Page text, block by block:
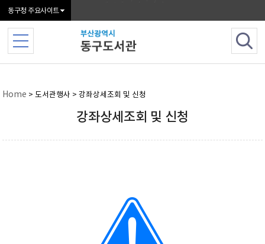
동구청 주요사이트
Home > 도서관행사 > 강좌상세조회 및 신청
강좌상세조회 및 신청